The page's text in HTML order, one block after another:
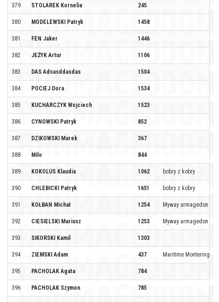
379 STOLAREK Kornelia 245
380 MODELEWSKI Patryk 1458
381 FEN Jaker 1446
382 JEŻYK Artur 1106
383 DAS Adsasddasdas 1504
384 POCIEJ Dora 1534
385 KUCHARCZYK Wojciech 1523
386 CYNOWSKI Patryk 852
387 DZIKOWSKI Marek 367
388 Milo 844
389 KOKOLUS Klaudia 1062 bobry z kobry
390 CHLEBICKI Patryk 1651 bobry z kobry
391 KOŁBAN Michał 1254 Myway armagedon
392 CIESIELSKI Mariusz 1253 Myway armagedon
393 SIKORSKI Kamil 1303
394 ZIEMSKI Adam 437 Maritime Montering
395 PACHOLAK Agata 784
396 PACHOLAK Szymon 785